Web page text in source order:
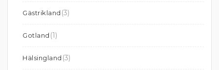
Gästrikland (3)
Gotland (1)
Hälsingland (3)